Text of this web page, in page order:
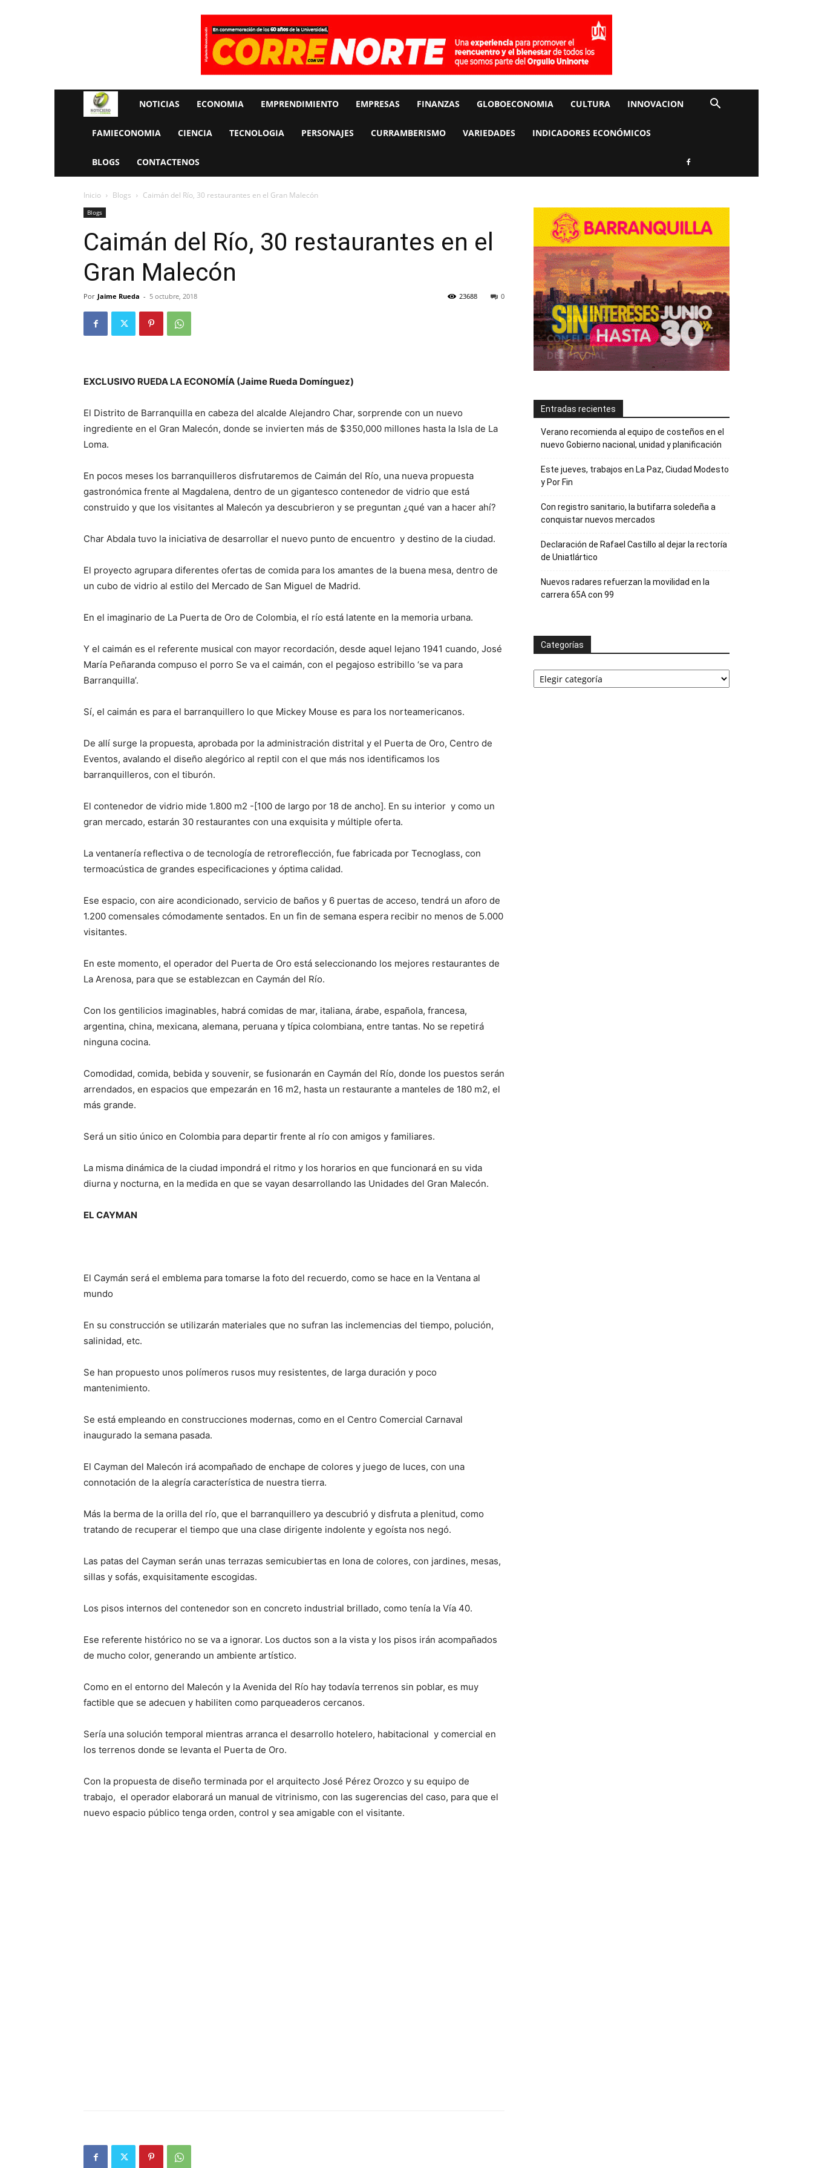
Rueda
La
Economia
NOTICIAS ECONOMIA EMPRENDIMIENTO EMPRESAS FINANZAS GLOBOECONOMIA CULTURA INNOVACION
FAMIECONOMIA CIENCIA TECNOLOGIA PERSONAJES CURRAMBERISMO VARIEDADES INDICADORES ECONÓMICOS
BLOGS CONTACTENOS
Inicio Blogs Caimán del Río, 30 restaurantes en el Gran Malecón
Blogs
Caimán del Río, 30 restaurantes en el
Gran Malecón
Por Jaime Rueda - 5 octubre, 2018 0
23688
EXCLUSIVO RUEDA LA ECONOMÍA (Jaime Rueda Domínguez)
El Distrito de Barranquilla en cabeza del alcalde Alejandro Char, sorprende con un nuevo
ingrediente en el Gran Malecón, donde se invierten más de $350,000 millones hasta la Isla de La
Loma.
En pocos meses los barranquilleros disfrutaremos de Caimán del Río, una nueva propuesta
gastronómica frente al Magdalena, dentro de un gigantesco contenedor de vidrio que está
construido y que los visitantes al Malecón ya descubrieron y se preguntan ¿qué van a hacer ahí?
Char Abdala tuvo la iniciativa de desarrollar el nuevo punto de encuentro y destino de la ciudad.
El proyecto agrupara diferentes ofertas de comida para los amantes de la buena mesa, dentro de
un cubo de vidrio al estilo del Mercado de San Miguel de Madrid.
En el imaginario de La Puerta de Oro de Colombia, el río está latente en la memoria urbana.
Y el caimán es el referente musical con mayor recordación, desde aquel lejano 1941 cuando, José
María Peñaranda compuso el porro Se va el caimán, con el pegajoso estribillo ‘se va para
Barranquilla’.
Sí, el caimán es para el barranquillero lo que Mickey Mouse es para los norteamericanos.
De allí surge la propuesta, aprobada por la administración distrital y el Puerta de Oro, Centro de
Eventos, avalando el diseño alegórico al reptil con el que más nos identificamos los
barranquilleros, con el tiburón.
El contenedor de vidrio mide 1.800 m2 -[100 de largo por 18 de ancho]. En su interior y como un
gran mercado, estarán 30 restaurantes con una exquisita y múltiple oferta.
La ventanería reflectiva o de tecnología de retroreflección, fue fabricada por Tecnoglass, con
termoacústica de grandes especificaciones y óptima calidad.
Ese espacio, con aire acondicionado, servicio de baños y 6 puertas de acceso, tendrá un aforo de
1.200 comensales cómodamente sentados. En un fin de semana espera recibir no menos de 5.000
visitantes.
En este momento, el operador del Puerta de Oro está seleccionando los mejores restaurantes de
La Arenosa, para que se establezcan en Caymán del Río.
Con los gentilicios imaginables, habrá comidas de mar, italiana, árabe, española, francesa,
argentina, china, mexicana, alemana, peruana y típica colombiana, entre tantas. No se repetirá
ninguna cocina.
Comodidad, comida, bebida y souvenir, se fusionarán en Caymán del Río, donde los puestos serán
arrendados, en espacios que empezarán en 16 m2, hasta un restaurante a manteles de 180 m2, el
más grande.
Será un sitio único en Colombia para departir frente al río con amigos y familiares.
La misma dinámica de la ciudad impondrá el ritmo y los horarios en que funcionará en su vida
diurna y nocturna, en la medida en que se vayan desarrollando las Unidades del Gran Malecón.
EL CAYMAN
El Caymán será el emblema para tomarse la foto del recuerdo, como se hace en la Ventana al
mundo
En su construcción se utilizarán materiales que no sufran las inclemencias del tiempo, polución,
salinidad, etc.
Se han propuesto unos polímeros rusos muy resistentes, de larga duración y poco
mantenimiento.
Se está empleando en construcciones modernas, como en el Centro Comercial Carnaval
inaugurado la semana pasada.
El Cayman del Malecón irá acompañado de enchape de colores y juego de luces, con una
connotación de la alegría característica de nuestra tierra.
Más la berma de la orilla del río, que el barranquillero ya descubrió y disfruta a plenitud, como
tratando de recuperar el tiempo que una clase dirigente indolente y egoísta nos negó.
Las patas del Cayman serán unas terrazas semicubiertas en lona de colores, con jardines, mesas,
sillas y sofás, exquisitamente escogidas.
Los pisos internos del contenedor son en concreto industrial brillado, como tenía la Vía 40.
Ese referente histórico no se va a ignorar. Los ductos son a la vista y los pisos irán acompañados
de mucho color, generando un ambiente artístico.
Como en el entorno del Malecón y la Avenida del Río hay todavía terrenos sin poblar, es muy
factible que se adecuen y habiliten como parqueaderos cercanos.
Sería una solución temporal mientras arranca el desarrollo hotelero, habitacional y comercial en
los terrenos donde se levanta el Puerta de Oro.
Con la propuesta de diseño terminada por el arquitecto José Pérez Orozco y su equipo de
trabajo, el operador elaborará un manual de vitrinismo, con las sugerencias del caso, para que el
nuevo espacio público tenga orden, control y sea amigable con el visitante.
Entradas recientes
Verano recomienda al equipo de costeños en el
nuevo Gobierno nacional, unidad y planificación
Este jueves, trabajos en La Paz, Ciudad Modesto
y Por Fin
Con registro sanitario, la butifarra soledeña a
conquistar nuevos mercados
Declaración de Rafael Castillo al dejar la rectoría
de Uniatlártico
Nuevos radares refuerzan la movilidad en la
carrera 65A con 99
Categorías
Categorías